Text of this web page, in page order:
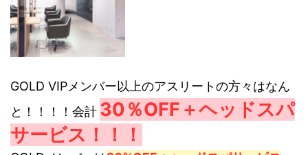
GOLD VIPメンバー以上のアスリートの方々はなん
と！！！！会計 30％OFF＋ヘッドスパ
サービス！！！